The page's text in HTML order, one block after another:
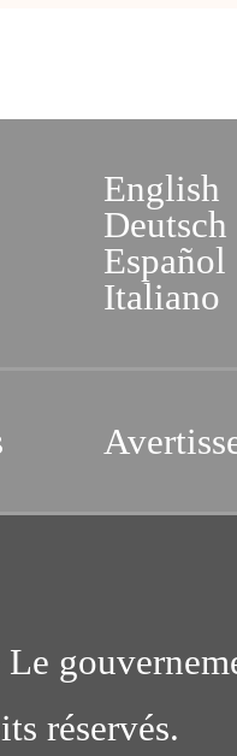
English
Deutsch
Español
Italiano
réservés.